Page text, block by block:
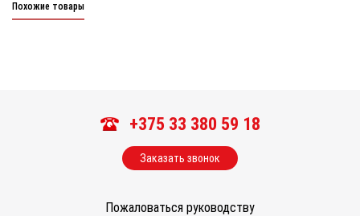
Похожие товары
+375 33 380 59 18
Заказать звонок
Пожаловаться руководству